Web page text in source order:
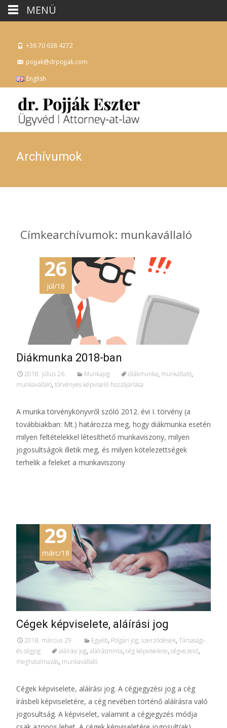
+36 70 638 4272
pojjak@drpojjak.com
English
Archívumok
Címkearchívumok: munkavállaló
26
júl/18
Diákmunka 2018-ban
2018. július 26. Munkajog diákmunka, munkáltató,
munkavállaló, törvényes képviselő hozzájárlása
A munka törvénykönyvről szóló 2012. évi I. törvény (a
továbbiakban: Mt.) határozza meg, hogy diákmunka esetén
milyen feltételekkel létesíthető munkaviszony, milyen
jogosultságok illetik meg, és milyen kötelezettségek
terhelik a feleket a munkaviszony
29
márc/18
Cégek képviselete, aláírási jog
2018. március 29. Egyéb, Polgári jog, szerződések, Társasági-
és cégjog
aláírási jog, aláírásminta, cég képviselete, cégvezető,
meghatalmazás, munkavállaló
Cégek képviselete, aláírási jog. A cégjegyzési jog a cég
írásbeli képviseletére, a cég nevében történő aláírásra való
jogosultság. A képviselet, valamint a cégjegyzés módja
MENÜ